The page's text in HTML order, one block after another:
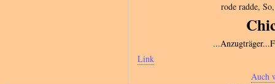
rode radde,
Link
Auch